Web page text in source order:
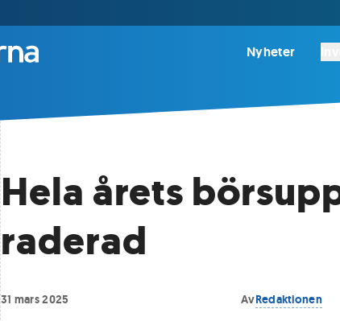
Nyheter
Hela årets
raderad
31 mars 2025 AvRedaktionen